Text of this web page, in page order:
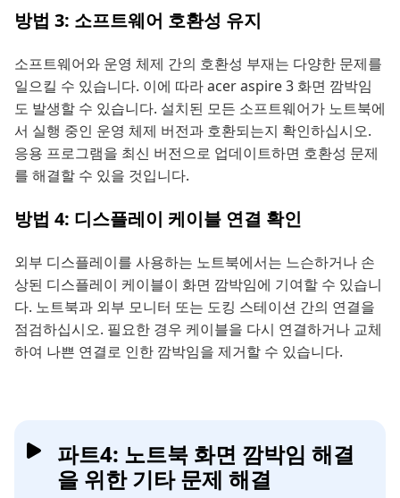
방법 3: 소프트웨어 호환성 유지
소프트웨어와 운영 체제 간의 호환성 부재는 다양한 문제를
일으킬 수 있습니다. 이에 따라 acer aspire 3 화면 깜박임
도 발생할 수 있습니다. 설치된 모든 소프트웨어가 노트북에
서 실행 중인 운영 체제 버전과 호환되는지 확인하십시오.
응용 프로그램을 최신 버전으로 업데이트하면 호환성 문제
를 해결할 수 있을 것입니다.
방법 4: 디스플레이 케이블 연결 확인
외부 디스플레이를 사용하는 노트북에서는 느슨하거나 손
상된 디스플레이 케이블이 화면 깜박임에 기여할 수 있습니
다. 노트북과 외부 모니터 또는 도킹 스테이션 간의 연결을
점검하십시오. 필요한 경우 케이블을 다시 연결하거나 교체
하여 나쁜 연결로 인한 깜박임을 제거할 수 있습니다.
파트4: 노트북 화면 깜박임 해결
을 위한 기타 문제 해결